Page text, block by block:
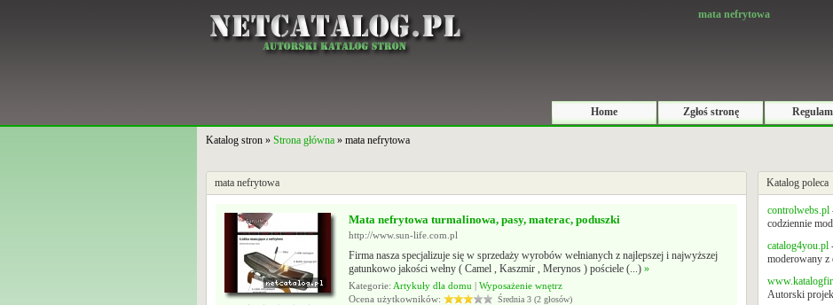
mata nefrytowa
Home Zgłoś stronę
Katalog stron » Strona główna » mata nefrytowa
mata nefrytowa
Mata nefrytowa turmalinowa, pasy, materac, poduszki
http://www.sun-life.com.pl
Firma nasza specjalizuje się w sprzedaży wyrobów wełnianych z najlepszej i najwyższej
gatunkowo jakości wełny ( Camel , Kaszmir , Merynos ) pościele (...) »
Kategorie: Artykuły dla domu | Wyposażenie wnętrz
Ocena użytkowników:
Średnia 3 (2 głosów)
Katalog poleca
controlwebs.pl
codziennie
catalog4you.pl
moderowany z
Autorski